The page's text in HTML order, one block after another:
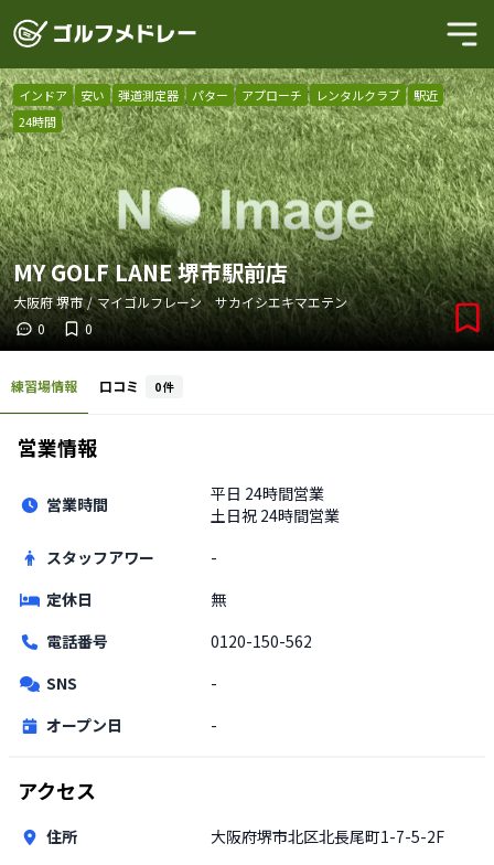
インドア 安い 弾道測定器 パター アプローチ レンタルクラブ
駅近
24時間
MY GOLF LANE 堺市駅前店
大阪府堺市 / マイゴルフレーン サカイシエキマエテン
0
0
練習場情報 口コミ 0件
営業情報
営業時間 平日 24時間営業
土日祝 24時間営業
スタッフアワー
-
定休日
無
電話番号
0120-150-562
SNS
-
オープン日
-
アクセス
住所 大阪府堺市北区北長尾町1-7-5-2F